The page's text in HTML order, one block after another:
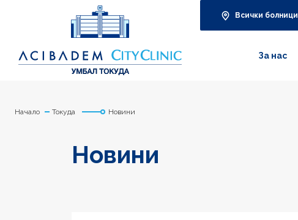
Всички болници
За нас
Начало Токуда Новини
Новини